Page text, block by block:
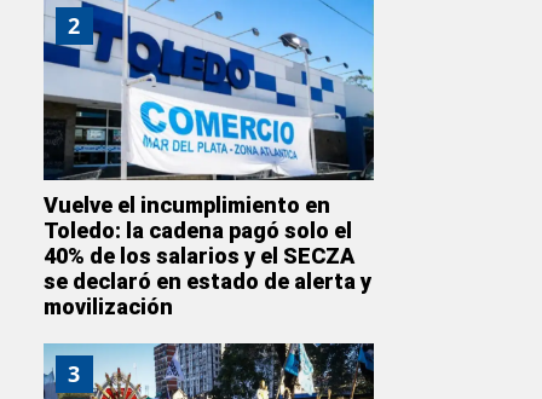
2
Vuelve el incumplimiento en
Toledo: la cadena pagó solo el
40% de los salarios y el SECZA
se declaró en estado de alerta y
movilización
3